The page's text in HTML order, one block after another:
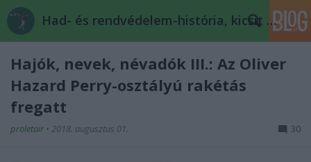
Had- és rendvédelem-história, kicsit másképp
Hajók, nevek, névadók III.: Az Oliver
Hazard Perry-osztályú rakétás
fregatt
proletair • 2018. augusztus 01. 30